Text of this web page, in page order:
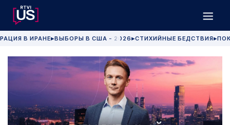
В ИРАНЕ▶ВЫБОРЫ В США - 2026 ▶СТИХИЙНЫЕ БЕДСТВИЯ▶